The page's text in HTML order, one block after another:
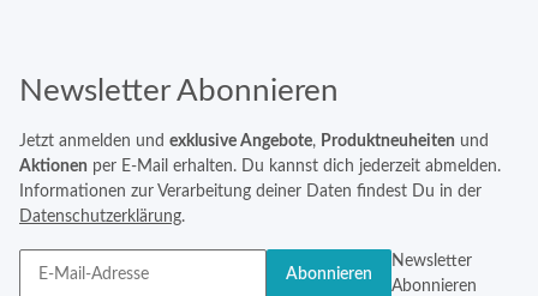
Newsletter Abonnieren
Jetzt anmelden und exklusive Angebote, Produktneuheiten und
Aktionen per E-Mail erhalten. Du kannst dich jederzeit abmelden.
Informationen zur Verarbeitung deiner Daten findest Du in der
Datenschutzerklärung.
Abonnieren
Newsletter
Abonnieren